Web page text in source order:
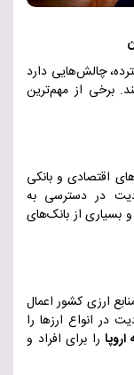
چالش‌هایی دارد
برخی از مهم‌ترین
اقتصادی و بانکی
در دسترسی به
بسیاری از بانک‌های
ارزی کشور اعمال
انواع ارزها را
را برای افراد و